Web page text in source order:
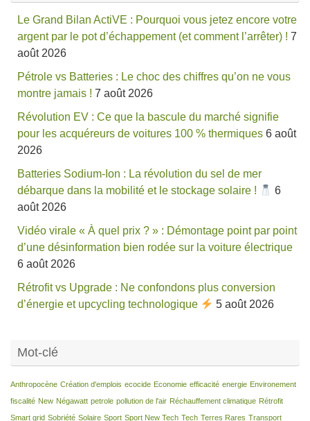
Le Grand Bilan ActiVE : Pourquoi vous jetez encore votre
argent par le pot d’échappement (et comment l’arrêter) ! 7
août 2026
Pétrole vs Batteries : Le choc des chiffres qu’on ne vous
montre jamais ! 7 août 2026
Révolution EV : Ce que la bascule du marché signifie
pour les acquéreurs de voitures 100 % thermiques 6 août
2026
Batteries Sodium-Ion : La révolution du sel de mer
débarque dans la mobilité et le stockage solaire !
6
août 2026
Vidéo virale « À quel prix ? » : Démontage point par point
d’une désinformation bien rodée sur la voiture électrique
6 août 2026
Rétrofit vs Upgrade : Ne confondons plus conversion
d’énergie et upcycling technologique
5 août 2026
Mot-clé
Anthropocène Création d'emplois ecocide Economie efficacité energie Environement
fiscalité New Négawatt petrole pollution de l'air Réchauffement climatique Rétrofit
Smart grid Sobriété Solaire Sport Sport New Tech Tech Terres Rares Transport